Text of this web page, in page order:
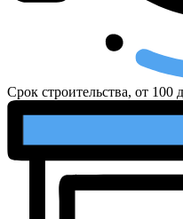
Срок строительства, от 100